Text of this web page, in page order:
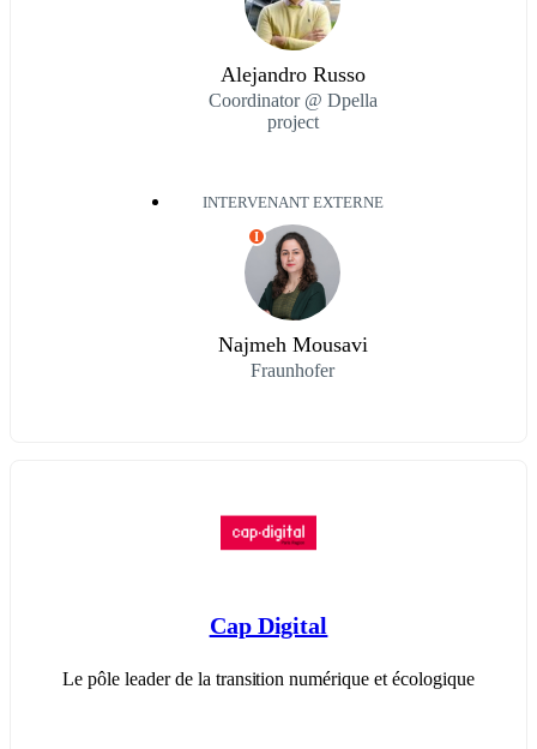
Alejandro Russo
Coordinator @ Dpella
project
INTERVENANT EXTERNE
I
Najmeh Mousavi
Fraunhofer
Cap Digital
Le pôle leader de la transition numérique et écologique